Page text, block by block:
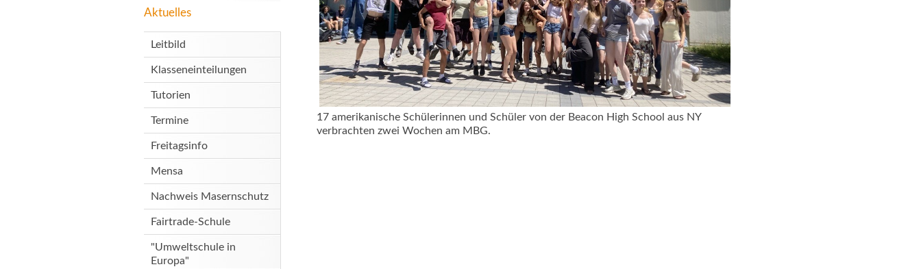
Aktuelles
Leitbild
Klasseneinteilungen
Tutorien
Termine
Freitagsinfo
Mensa
Nachweis Masernschutz
Fairtrade-Schule
"Umweltschule in
Europa"
17 amerikanische Schülerinnen und Schüler von der Beacon High School aus NY
verbrachten zwei Wochen am MBG.